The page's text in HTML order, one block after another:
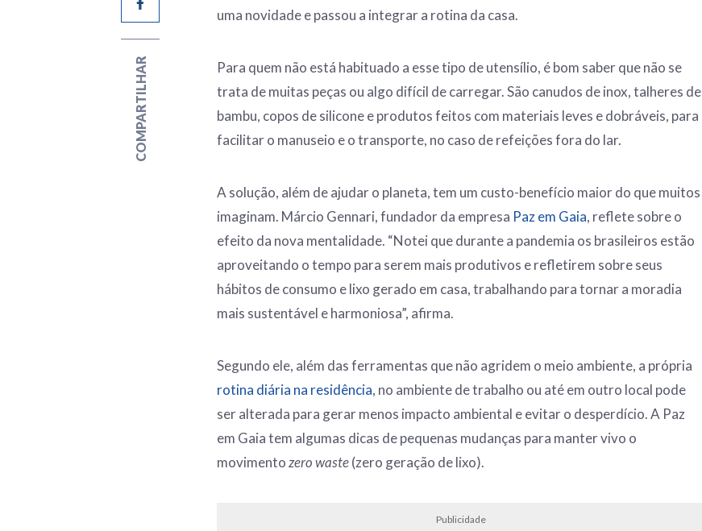
COMPARTILHAR
uma novidade e passou a integrar a rotina da casa.
Para quem não está habituado a esse tipo de utensílio, é bom saber que não se
trata de muitas peças ou algo difícil de carregar. São canudos de inox, talheres de
bambu, copos de silicone e produtos feitos com materiais leves e dobráveis, para
facilitar o manuseio e o transporte, no caso de refeições fora do lar.
A solução, além de ajudar o planeta, tem um custo-benefício maior do que muitos
imaginam. Márcio Gennari, fundador da empresa Paz em Gaia, reflete sobre o
efeito da nova mentalidade. “Notei que durante a pandemia os brasileiros estão
aproveitando o tempo para serem mais produtivos e refletirem sobre seus
hábitos de consumo e lixo gerado em casa, trabalhando para tornar a moradia
mais sustentável e harmoniosa”, afirma.
Segundo ele, além das ferramentas que não agridem o meio ambiente, a própria
rotina diária na residência, no ambiente de trabalho ou até em outro local pode
ser alterada para gerar menos impacto ambiental e evitar o desperdício. A Paz
em Gaia tem algumas dicas de pequenas mudanças para manter vivo o
movimentozerowaste(zero geração de lixo).
Publicidade